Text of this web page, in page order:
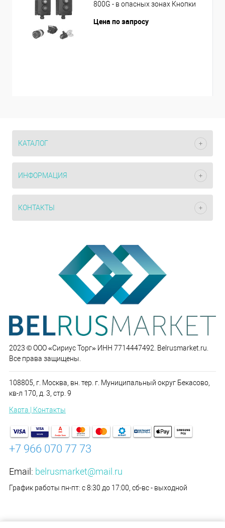
800G - в опасных зонах Кнопки
Цена по запросу
КАТАЛОГ
ИНФОРМАЦИЯ
КОНТАКТЫ
2023 © ООО «Сириус Торг» ИНН 7714447492. Belrusmarket.ru.
Все права защищены.
108805, г. Москва, вн. тер. г. Муниципальный округ Бекасово,
кв-л 170, д. 3, стр. 9
Карта | Контакты
+7 966 070 77 73
Email: belrusmarket@mail.ru
График работы пн-пт: с 8:30 до 17:00, сб-вс - выходной